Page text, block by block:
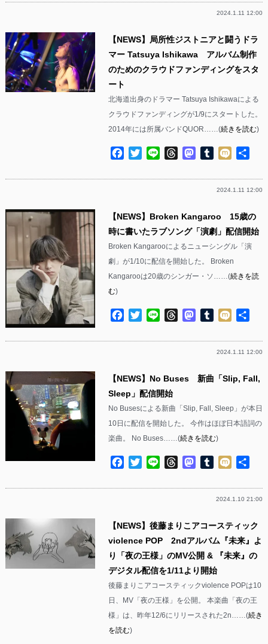
2024.1.11 12:00
【NEWS】局所性ジストニアと闘うドラ
マー Tatsuya Ishikawa アルバム制作
のためのクラウドファンディングをスタ
ート
北海道出身のドラマー Tatsuya Ishikawaによる
クラウドファンディングが1/9にスタートした。
2014年には所属バンドQUOR……(続きを読む)
Facebook
TwitterLine ThreadsMastodon
Tumblr
Mixi
2024.1.11 12:00
【NEWS】Broken Kangaroo 15歳の
時に書いたラブソング「演劇」配信開始
Broken Kangarooによるニューシングル「演
劇」が1/10に配信を開始した。 Broken
Kangarooは20歳のシンガー・ソ……(続きを読
む)
Facebook
TwitterLine ThreadsMastodon
Tumblr
Mixi
2024.1.11 12:00
【NEWS】No Buses 新曲「Slip, Fall,
Sleep」配信開始
No Busesによる新曲「Slip, Fall, Sleep」が本日
10日に配信を開始した。 今作はほぼ日本語詞の
楽曲。 No Buses……(続きを読む)
Facebook
TwitterLine ThreadsMastodon
Tumblr
Mixi
2024.1.10 21:00
【NEWS】後藤まりこアコースティック
violence POP 2ndアルバム『未来』よ
り「夜の王様」のMV公開 & 『未来』の
デジタル配信を1/11より開始
後藤まりこアコースティックviolence POPは10
日、MV「夜の王様」を公開。 本楽曲「夜の王
様」は、昨年12/6にリリースされた2n……(続き
を読む)